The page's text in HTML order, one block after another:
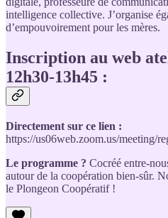
intelligence collective. J’organise
d’empouvoirement pour les mères.
Inscription au web
12h30-13h45 :
Directement sur ce lien :
https://us06web.zoom.us/meeting/
Le programme ? Cocréé entre-
autour de la coopération bien-sûr.
le Plongeon Coopératif !